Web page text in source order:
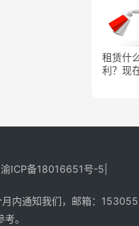
租赁什
利？现
渝ICP备18016651号-5
内通知我们，邮箱：
。